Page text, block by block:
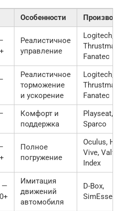
Особенности
Реалистичное
управление
Logitech,
Fanatec
Реалистичное
торможение
и ускорение
Logitech,
Fanatec
Комфорт и
поддержка
Playseat,
Sparco
Полное
погружение
Oculus,
Vive, Valve
Index
—
Имитация
движений
автомобиля
D-Box,